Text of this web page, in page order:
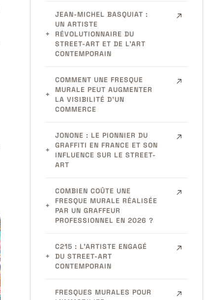
JEAN-MICHEL BASQUIAT :
UN ARTISTE
RÉVOLUTIONNAIRE DU
STREET-ART ET DE L’ART
CONTEMPORAIN
COMMENT UNE FRESQUE
MURALE PEUT AUGMENTER
LA VISIBILITÉ D’UN
COMMERCE
JONONE : LE PIONNIER DU
GRAFFITI EN FRANCE ET SON
INFLUENCE SUR LE STREET-
ART
COMBIEN COÛTE UNE
FRESQUE MURALE RÉALISÉE
PAR UN GRAFFEUR
PROFESSIONNEL EN 2026 ?
C215 : L’ARTISTE ENGAGÉ
DU STREET-ART
CONTEMPORAIN
FRESQUES MURALES POUR